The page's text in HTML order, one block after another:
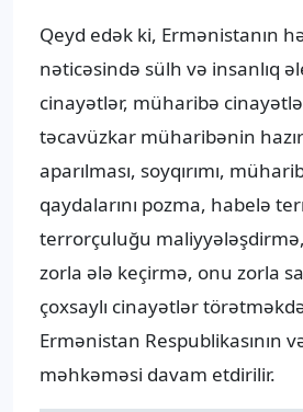
Qeyd edək ki, Ermənistanın
nəticəsində sülh və insanlıq
cinayətlər, müharibə
təcavüzkar müharibənin
aparılması, soyqırımı,
qaydalarını pozma, habelə
terrorçuluğu
zorla ələ keçirmə, onu zorla
çoxsaylı cinayətlər
Ermənistan Respublikasının
məhkəməsi davam etdirilir.